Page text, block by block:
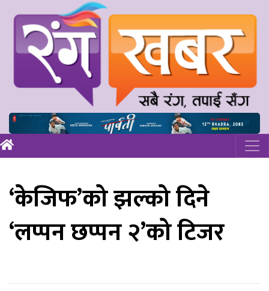
‘केजिफ’को झल्को दिने
‘लप्पन छप्पन २’को टिजर